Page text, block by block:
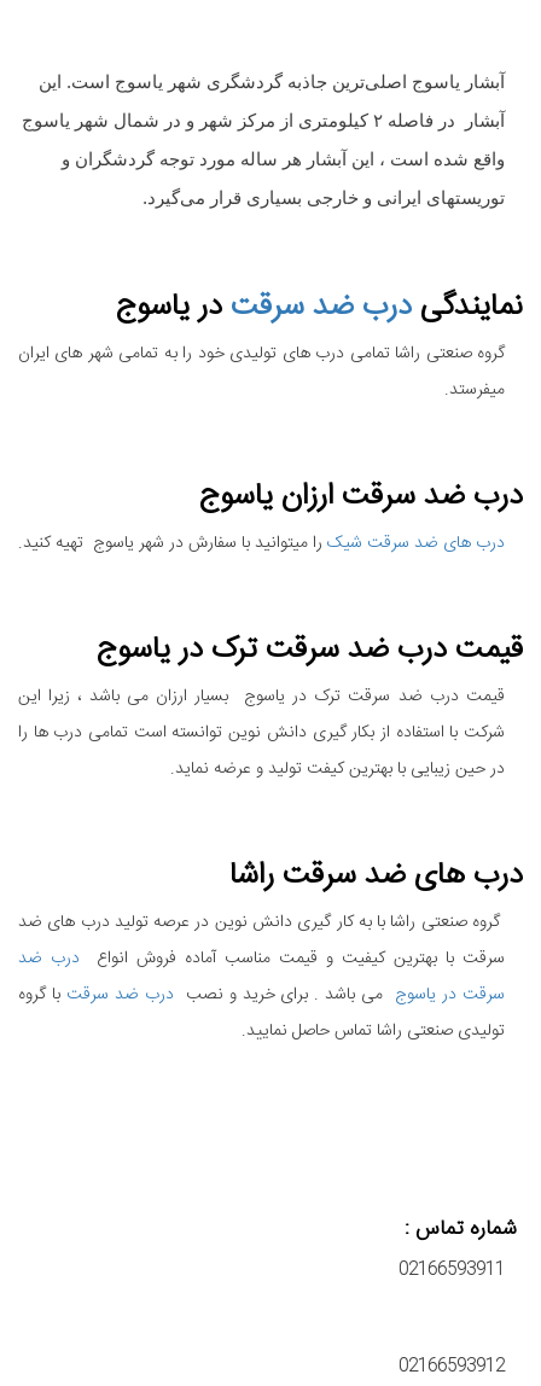
آبشار یاسوج اصلی‌ترین جاذبه گردشگری شهر یاسوج است. این
آبشار در فاصله ۲کیلومتری از مرکز شهر و در شمال شهر یاسوج
واقع شده است ، این آبشار هر ساله مورد توجه گردشگران و
توریستهای ایرانی و خارجی بسیاری قرار می‌گیرد.
نمایندگیدرب ضد سرقتدر یاسوج
گروه صنعتی راشا تمامی درب های تولیدی خود را به تمامی شهر های ایران
میفرستد.
درب ضد سرقت ارزان یاسوج
درب های ضد سرقت شیک را میتوانید با سفارش در شهر یاسوج تهیه کنید.
قیمت درب ضد سرقت ترک در یاسوج
قیمت درب ضد سرقت ترک در یاسوج بسیار ارزان می باشد ، زیرا این
شرکت با استفاده از بکار گیری دانش نوین توانسته است تمامی درب ها را
در حین زیبایی با بهترین کیفت تولید و عرضه نماید.
درب های ضد سرقت راشا
گروه صنعتی راشا با به کار گیری دانش نوین در عرصه تولید درب های ضد
سرقت با بهترین کیفیت و قیمت مناسب آماده فروش انواع درب ضد
سرقت در یاسوج می باشد . برای خرید و نصب درب ضد سرقت با گروه
تولیدی صنعتی راشا تماس حاصل نمایید.
شماره تماس :
02166593911
02166593912